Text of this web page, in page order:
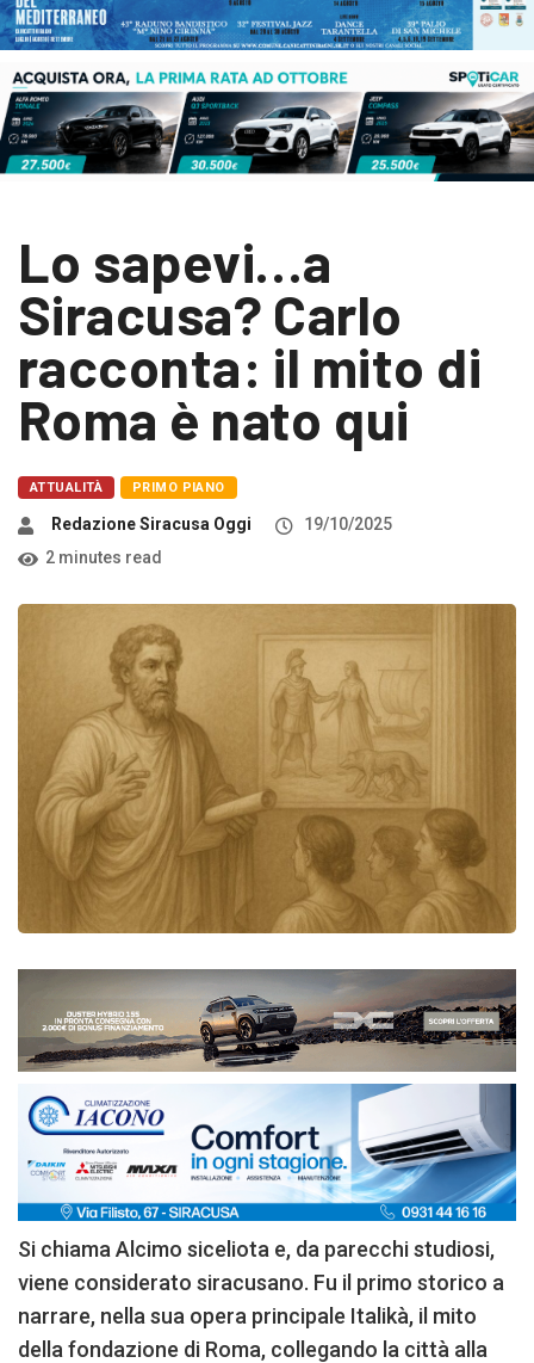
Lo sapevi…a
Siracusa? Carlo
racconta: il mito di
Roma è nato qui
ATTUALITÀ PRIMO PIANO
Redazione Siracusa Oggi
19/10/2025
2 minutes read
Si chiama Alcimo siceliota e, da parecchi studiosi,
viene considerato siracusano. Fu il primo storico a
narrare, nella sua opera principale Italikà, il mito
della fondazione di Roma, collegando la città alla